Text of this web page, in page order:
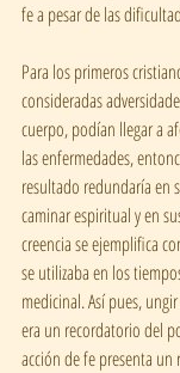
fe a pesar de las
Para los primeros
consideradas
cuerpo, podían llegar a
las enfermedades,
resultado redundaría en
caminar espiritual y en
creencia se ejemplifica
se utilizaba en los
medicinal. Así pues,
era un recordatorio del
acción de fe presenta